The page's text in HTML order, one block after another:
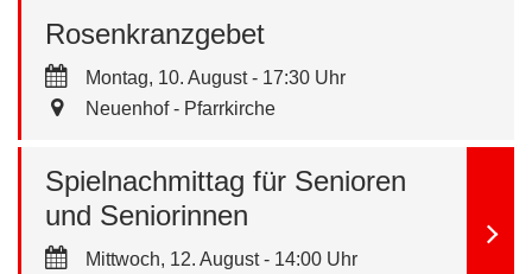
Montag, 10. August - 17:30 Uhr
Neuenhof - Pfarrkirche
Rosenkranzgebet
Mittwoch, 12. August - 14:00 Uhr
Spielnachmittag für Senioren
und Seniorinnen